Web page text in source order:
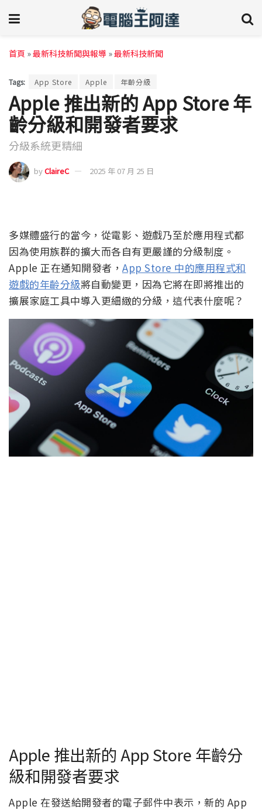
首頁 »最新科技新聞與報導 »最新科技新聞
Tags: App Store Apple 年齡分級
Apple 推出新的 App Store 年
齡分級和開發者要求
分級系統更精細
byClaireC 2025 年 07 月 25 日
多媒體盛行的當今，從電影、遊戲乃至於應用程式都
因為使用族群的擴大而各自有更嚴謹的分級制度。
Apple 正在通知開發者， App Store 中的應用程式和
遊戲的年齡分級將自動變更，因為它將在即將推出的
擴展家庭工具中導入更細緻的分級，這代表什麼呢？
Apple 推出新的 App Store 年齡分
級和開發者要求
Apple 在發送給開發者的電子郵件中表示，新的 App